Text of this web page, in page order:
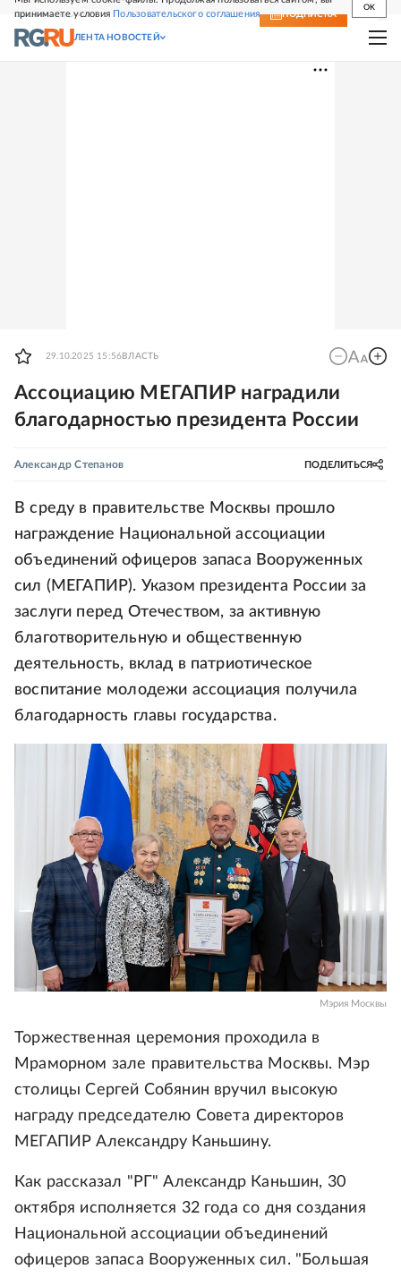
принимаете условия Пользовательского соглашения
OK
СВЕЖИЙ НОМЕР ПОДПИСКА
ЛЕНТА НОВОСТЕЙ
29.10.2025 15:56 ВЛАСТЬ
Ассоциацию МЕГАПИР наградили
благодарностью президента России
Александр Степанов ПОДЕЛИТЬСЯ
В среду в правительстве Москвы прошло
награждение Национальной ассоциации
объединений офицеров запаса Вооруженных
сил (МЕГАПИР). Указом президента России за
заслуги перед Отечеством, за активную
благотворительную и общественную
деятельность, вклад в патриотическое
воспитание молодежи ассоциация получила
благодарность главы государства.
Мэрия Москвы
Торжественная церемония проходила в
Мраморном зале правительства Москвы. Мэр
столицы Сергей Собянин вручил высокую
награду председателю Совета директоров
МЕГАПИР Александру Каньшину.
Как рассказал "РГ" Александр Каньшин, 30
октября исполняется 32 года со дня создания
Национальной ассоциации объединений
офицеров запаса Вооруженных сил. "Большая